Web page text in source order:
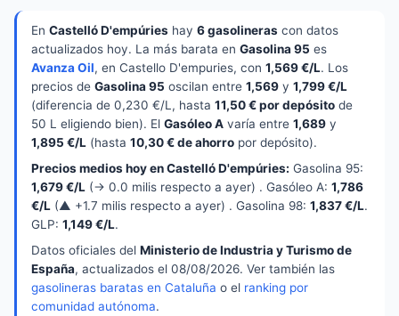
En Castelló D'empúries hay 6 gasolineras con datos
actualizados hoy. La más barata en Gasolina 95 es
Avanza Oil, en Castello D'empuries, con 1,569 €/L. Los
precios de Gasolina 95 oscilan entre 1,569 y 1,799 €/L
(diferencia de 0,230 €/L, hasta 11,50 € por depósito de
50 L eligiendo bien). El Gasóleo A varía entre 1,689 y
1,895 €/L (hasta 10,30 € de ahorro por depósito).
Precios medios hoy en Castelló D'empúries: Gasolina 95:
1,679 €/L (→ 0.0 milis respecto a ayer) . Gasóleo A: 1,786
€/L (▲ +1.7 milis respecto a ayer) . Gasolina 98: 1,837 €/L.
GLP: 1,149 €/L.
Datos oficiales del Ministerio de Industria y Turismo de
España, actualizados el 08/08/2026. Ver también las
gasolineras baratas en Cataluña o el ranking por
comunidad autónoma.